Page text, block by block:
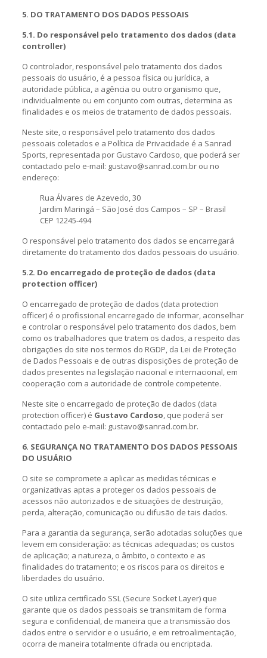
5. DO TRATAMENTO DOS DADOS PESSOAIS
5.1. Do responsável pelo tratamento dos dados (data
controller)
O controlador, responsável pelo tratamento dos dados
pessoais do usuário, é a pessoa física ou jurídica, a
autoridade pública, a agência ou outro organismo que,
individualmente ou em conjunto com outras, determina as
finalidades e os meios de tratamento de dados pessoais.
Neste site, o responsável pelo tratamento dos dados
pessoais coletados e a Política de Privacidade é a Sanrad
Sports, representada por Gustavo Cardoso, que poderá ser
contactado pelo e-mail: gustavo@sanrad.com.br ou no
endereço:
Rua Álvares de Azevedo, 30
Jardim Maringá – São José dos Campos – SP – Brasil
CEP 12245-494
O responsável pelo tratamento dos dados se encarregará
diretamente do tratamento dos dados pessoais do usuário.
5.2. Do encarregado de proteção de dados (data
protection officer)
O encarregado de proteção de dados (data protection
officer) é o profissional encarregado de informar, aconselhar
e controlar o responsável pelo tratamento dos dados, bem
como os trabalhadores que tratem os dados, a respeito das
obrigações do site nos termos do RGDP, da Lei de Proteção
de Dados Pessoais e de outras disposições de proteção de
dados presentes na legislação nacional e internacional, em
cooperação com a autoridade de controle competente.
Neste site o encarregado de proteção de dados (data
protection officer) é Gustavo Cardoso, que poderá ser
contactado pelo e-mail: gustavo@sanrad.com.br.
6. SEGURANÇA NO TRATAMENTO DOS DADOS PESSOAIS
DO USUÁRIO
O site se compromete a aplicar as medidas técnicas e
organizativas aptas a proteger os dados pessoais de
acessos não autorizados e de situações de destruição,
perda, alteração, comunicação ou difusão de tais dados.
Para a garantia da segurança, serão adotadas soluções que
levem em consideração: as técnicas adequadas; os custos
de aplicação; a natureza, o âmbito, o contexto e as
finalidades do tratamento; e os riscos para os direitos e
liberdades do usuário.
O site utiliza certificado SSL (Secure Socket Layer) que
garante que os dados pessoais se transmitam de forma
segura e confidencial, de maneira que a transmissão dos
dados entre o servidor e o usuário, e em retroalimentação,
ocorra de maneira totalmente cifrada ou encriptada.